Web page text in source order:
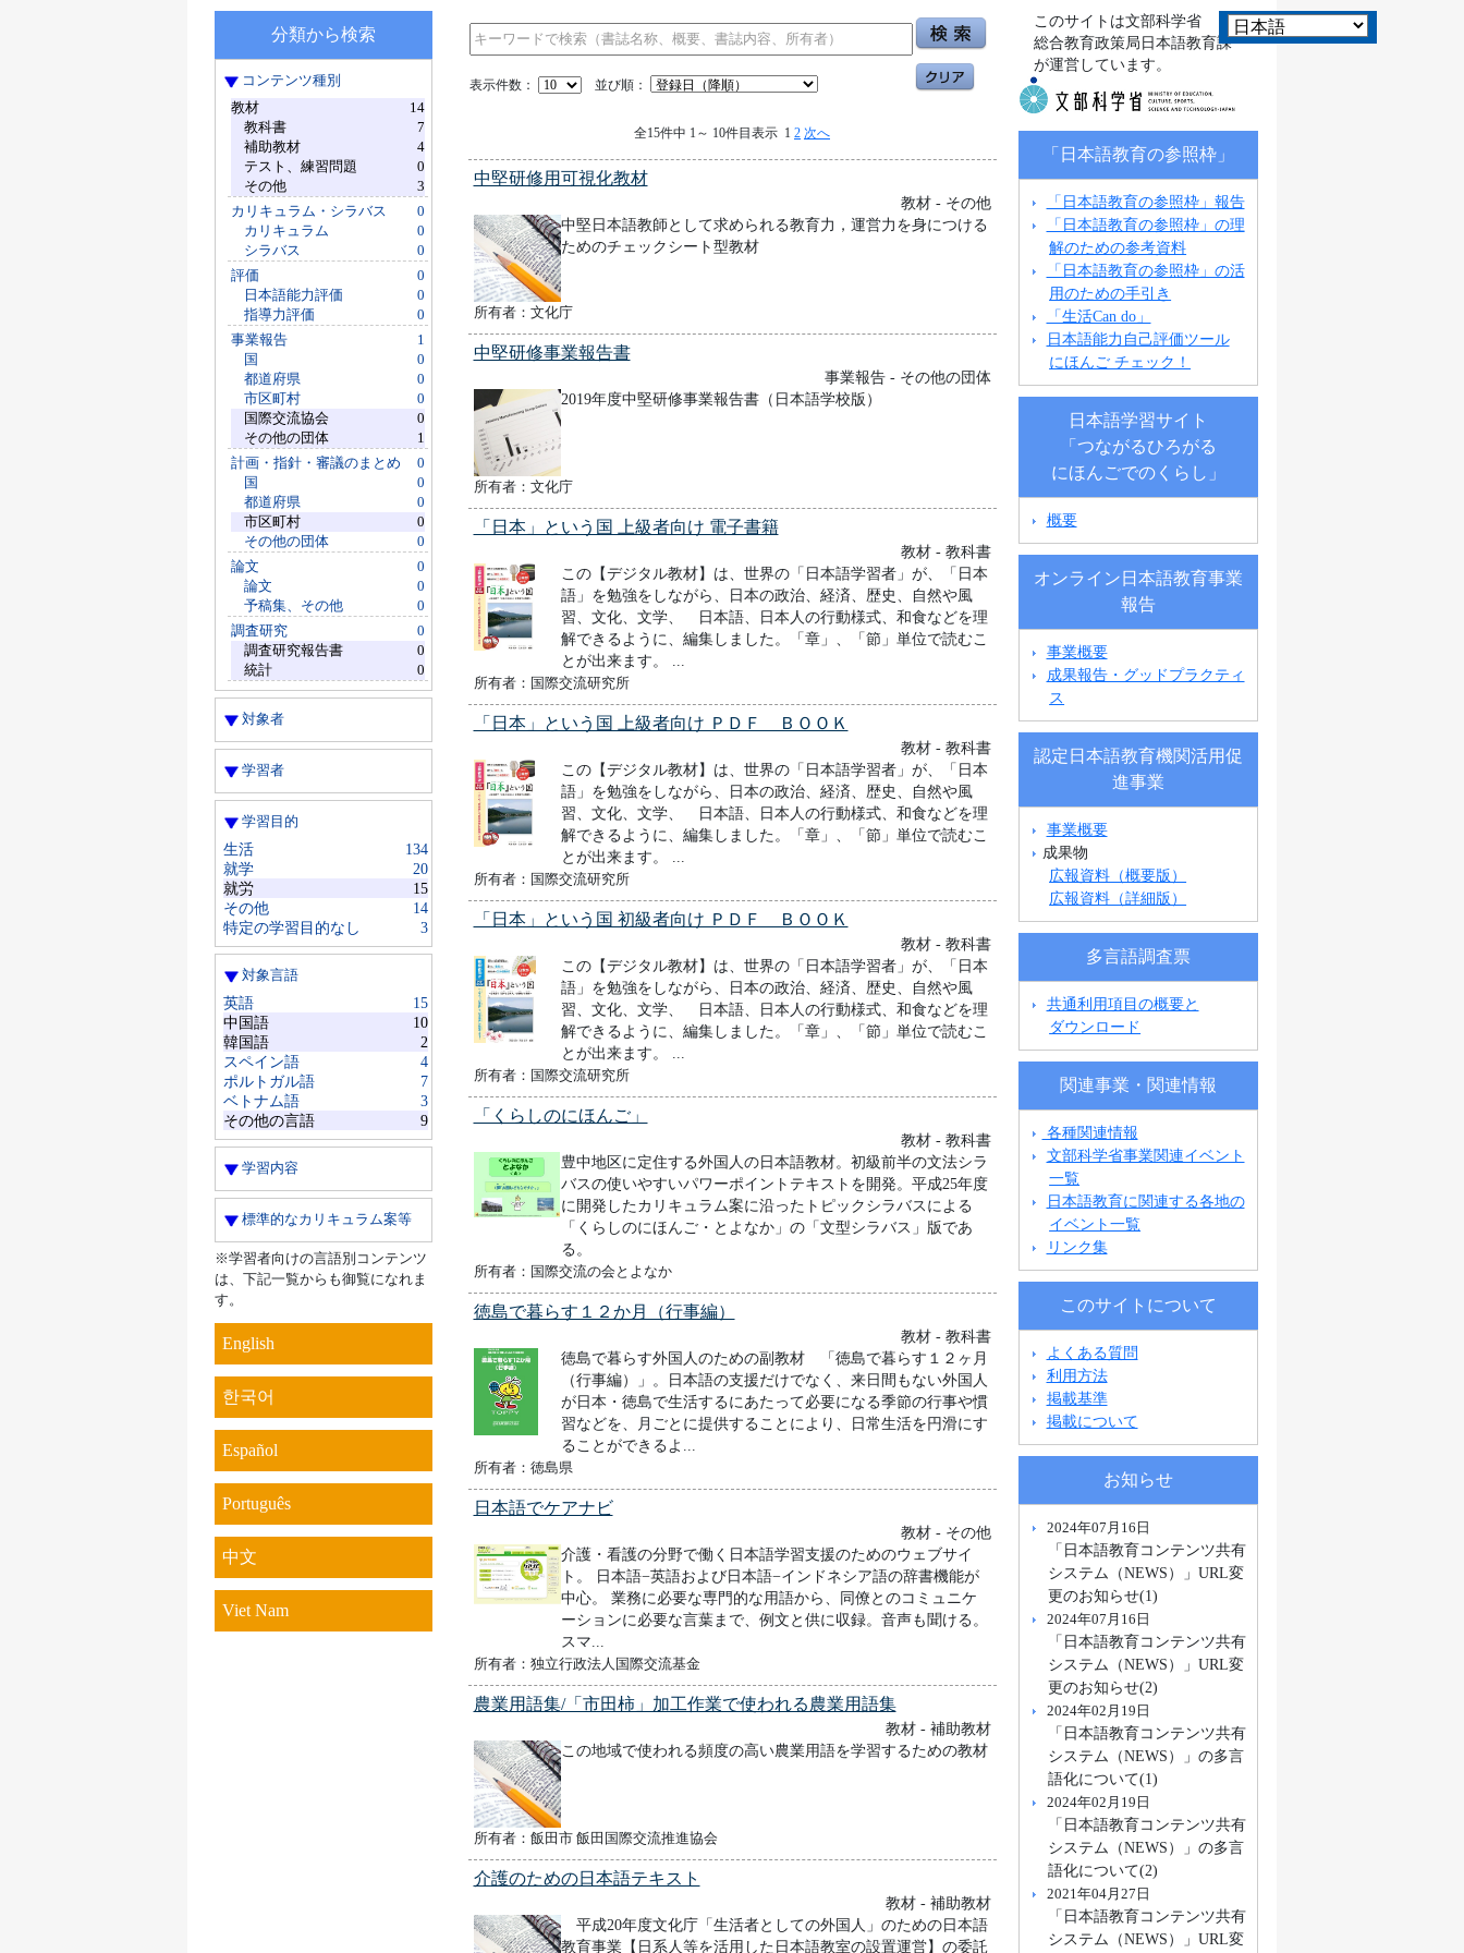
分類から検索
コンテンツ種別
教材
14
教科書
7
補助教材
4
テスト、練習問題
0
その他
3
カリキュラム・シラバス
0
カリキュラム
0
シラバス
0
評価
0
日本語能力評価
0
指導力評価
0
事業報告
1
国
0
都道府県
0
市区町村
0
国際交流協会
0
その他の団体
1
計画・指針・審議のまとめ
0
国
0
都道府県
0
市区町村
0
その他の団体
0
論文
0
論文
0
予稿集、その他
0
調査研究
0
調査研究報告書
0
統計
0
対象者
学習者
学習目的
生活
134
就学
20
就労
15
その他
14
特定の学習目的なし
3
対象言語
英語
15
中国語
10
韓国語
2
スペイン語
4
ポルトガル語
7
ベトナム語
3
その他の言語
9
学習内容
標準的なカリキュラム案等
※学習者向けの言語別コンテンツ
は、下記一覧からも御覧になれま
す。
English
한국어
Español
Português
中文
Viet Nam
表示件数： 並び順：
全15件中 1～ 10件目表示 1 2 次へ
中堅研修用可視化教材
教材 - その他
中堅日本語教師として求められる教育力，運営力を身につける
ためのチェックシート型教材
所有者：文化庁
中堅研修事業報告書
事業報告 - その他の団体
2019年度中堅研修事業報告書（日本語学校版）
所有者：文化庁
「日本」という国 上級者向け 電子書籍
教材 - 教科書
この【デジタル教材】は、世界の「日本語学習者」が、「日本
語」を勉強をしながら、日本の政治、経済、歴史、自然や風
習、文化、文学、 日本語、日本人の行動様式、和食などを理
解できるように、編集しました。「章」、「節」単位で読むこ
とが出来ます。 ...
所有者：国際交流研究所
「日本」という国 上級者向け ＰＤＦ ＢＯＯＫ
教材 - 教科書
この【デジタル教材】は、世界の「日本語学習者」が、「日本
語」を勉強をしながら、日本の政治、経済、歴史、自然や風
習、文化、文学、 日本語、日本人の行動様式、和食などを理
解できるように、編集しました。「章」、「節」単位で読むこ
とが出来ます。 ...
所有者：国際交流研究所
「日本」という国 初級者向け ＰＤＦ ＢＯＯＫ
教材 - 教科書
この【デジタル教材】は、世界の「日本語学習者」が、「日本
語」を勉強をしながら、日本の政治、経済、歴史、自然や風
習、文化、文学、 日本語、日本人の行動様式、和食などを理
解できるように、編集しました。「章」、「節」単位で読むこ
とが出来ます。 ...
所有者：国際交流研究所
「くらしのにほんご」
教材 - 教科書
豊中地区に定住する外国人の日本語教材。初級前半の文法シラ
バスの使いやすいパワーポイントテキストを開発。平成25年度
に開発したカリキュラム案に沿ったトピックシラバスによる
「くらしのにほんご・とよなか」の「文型シラバス」版であ
る。
所有者：国際交流の会とよなか
徳島で暮らす１２か月（行事編）
教材 - 教科書
徳島で暮らす外国人のための副教材 「徳島で暮らす１２ヶ月
（行事編）」。日本語の支援だけでなく、来日間もない外国人
が日本・徳島で生活するにあたって必要になる季節の行事や慣
習などを、月ごとに提供することにより、日常生活を円滑にす
ることができるよ...
所有者：徳島県
日本語でケアナビ
教材 - その他
介護・看護の分野で働く日本語学習支援のためのウェブサイ
ト。 日本語−英語および日本語−インドネシア語の辞書機能が
中心。 業務に必要な専門的な用語から、同僚とのコミュニケ
ーションに必要な言葉まで、例文と供に収録。音声も聞ける。
スマ...
所有者：独立行政法人国際交流基金
農業用語集/「市田柿」加工作業で使われる農業用語集
教材 - 補助教材
この地域で使われる頻度の高い農業用語を学習するための教材
所有者：飯田市 飯田国際交流推進協会
介護のための日本語テキスト
教材 - 補助教材
平成20年度文化庁「生活者としての外国人」のための日本語
教育事業【日系人等を活用した日本語教室の設置運営】の委託
このサイトは文部科学省
総合教育政策局日本語教育課
が運営しています。
「日本語教育の参照枠」
「日本語教育の参照枠」報告
「日本語教育の参照枠」の理
解のための参考資料
「日本語教育の参照枠」の活
用のための手引き
「生活Can do」
日本語能力自己評価ツール
にほんご チェック！
日本語学習サイト
「つながるひろがる
にほんごでのくらし」
概要
オンライン日本語教育事業
報告
事業概要
成果報告・グッドプラクティ
ス
認定日本語教育機関活用促
進事業
事業概要
成果物
広報資料（概要版）
広報資料（詳細版）
多言語調査票
共通利用項目の概要と
ダウンロード
関連事業・関連情報
各種関連情報
文部科学省事業関連イベント
一覧
日本語教育に関連する各地の
イベント一覧
リンク集
このサイトについて
よくある質問
利用方法
掲載基準
掲載について
お知らせ
2024年07月16日
「日本語教育コンテンツ共有
システム（NEWS）」URL変
更のお知らせ(1)
2024年07月16日
「日本語教育コンテンツ共有
システム（NEWS）」URL変
更のお知らせ(2)
2024年02月19日
「日本語教育コンテンツ共有
システム（NEWS）」の多言
語化について(1)
2024年02月19日
「日本語教育コンテンツ共有
システム（NEWS）」の多言
語化について(2)
2021年04月27日
「日本語教育コンテンツ共有
システム（NEWS）」URL変